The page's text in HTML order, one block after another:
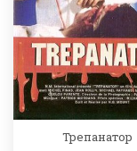
Трепанатор